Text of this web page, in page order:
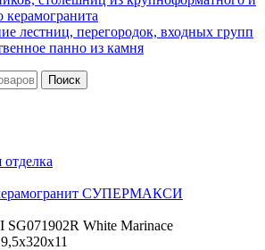
керамогранита
лестниц, перегородок, входных групп
панно из камня
СУПЕРМАКСИ
White Marinace